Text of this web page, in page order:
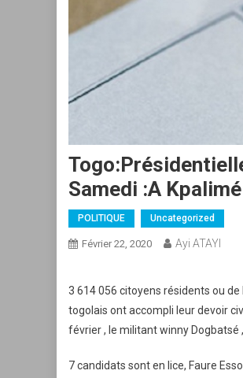
Samedi :A
POLITIQUE Uncategorized
Février 22, 2020 Ayi ATAYI
3 614 056 citoyens résidents ou
togolais ont accompli leur devoir
février , le militant winny Dogbatsé
7 candidats sont en lice, Faure